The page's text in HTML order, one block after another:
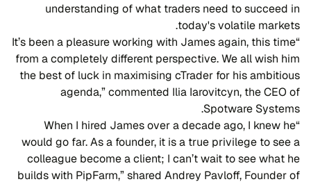
understanding of what traders need to succeed in
today's volatile markets.
“It’s been a pleasure working with James again, this time
from a completely different perspective. We all wish him
the best of luck in maximising cTrader for his ambitious
agenda,” commented Ilia Iarovitcyn, the CEO of
Spotware Systems.
“When I hired James over a decade ago, I knew he
would go far. As a founder, it is a true privilege to see a
colleague become a client; I can’t wait to see what he
builds with PipFarm,” shared Andrey Pavloff, Founder of